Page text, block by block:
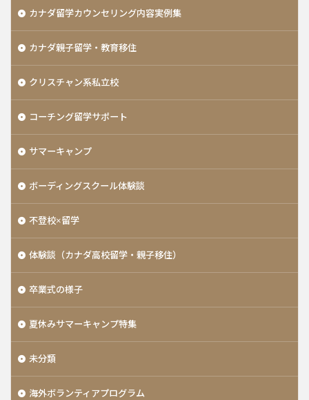
カナダ留学カウンセリング内容実例集
カナダ親子留学・教育移住
クリスチャン系私立校
コーチング留学サポート
サマーキャンプ
ボーディングスクール体験談
不登校×留学
体験談（カナダ高校留学・親子移住）
卒業式の様子
夏休みサマーキャンプ特集
未分類
海外ボランティアプログラム